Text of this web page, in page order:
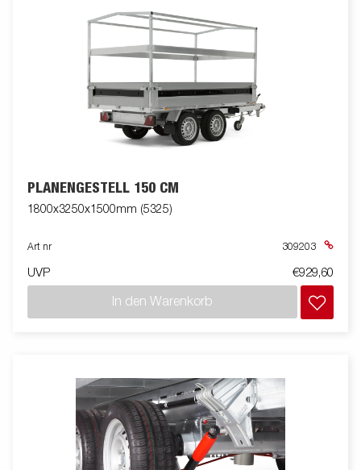
PLANENGESTELL 150 CM
1800x3250x1500mm (5325)
Art nr 309203
UVP €929,60
In den Warenkorb